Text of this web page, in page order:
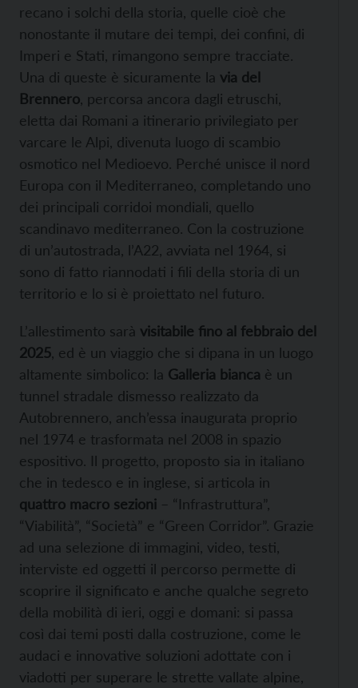
recano i solchi della storia, quelle cioè che
nonostante il mutare dei tempi, dei confini, di
Imperi e Stati, rimangono sempre tracciate.
Una di queste è sicuramente la via del
Brennero , percorsa ancora dagli etruschi,
eletta dai Romani a itinerario privilegiato per
varcare le Alpi, divenuta luogo di scambio
osmotico nel Medioevo. Perché unisce il nord
Europa con il Mediterraneo, completando uno
dei principali corridoi mondiali, quello
scandinavo mediterraneo. Con la costruzione
di un’autostrada, l’A22, avviata nel 1964, si
sono di fatto riannodati i fili della storia di un
territorio e lo si è proiettato nel futuro.
L’allestimento sarà visitabile fino al febbraio del
2025 , ed è un viaggio che si dipana in un luogo
altamente simbolico: la Galleria bianca è un
tunnel stradale dismesso realizzato da
Autobrennero, anch’essa inaugurata proprio
nel 1974 e trasformata nel 2008 in spazio
espositivo. Il progetto, proposto sia in italiano
che in tedesco e in inglese, si articola in
quattro macro sezioni – “Infrastruttura”,
“Viabilità”, “Società” e “Green Corridor”. Grazie
ad una selezione di immagini, video, testi,
interviste ed oggetti il percorso permette di
scoprire il significato e anche qualche segreto
della mobilità di ieri, oggi e domani: si passa
così dai temi posti dalla costruzione, come le
audaci e innovative soluzioni adottate con i
viadotti per superare le strette vallate alpine,